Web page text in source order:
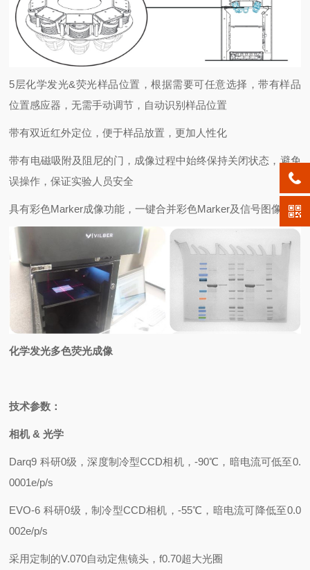
5层化学发光&荧光样品位置，根据需要可任意选择，带有样品
位置感应器，无需手动调节，自动识别样品位置
带有双近红外定位，便于样品放置，更加人性化
带有电磁吸附及阻尼的门，成像过程中始终保持关闭状态，避免
误操作，保证实验人员安全
具有彩色Marker成像功能，一键合并彩色Marker及信号图像
化学发光多色荧光成像
技术参数：
相机 & 光学
Darq9 科研0级，深度制冷型CCD相机，-90℃，暗电流可低至0.
0001e/p/s
EVO-6 科研0级，制冷型CCD相机，-55℃，暗电流可降低至0.0
002e/p/s
采用定制的V.070自动定焦镜头，f0.70超大光圈